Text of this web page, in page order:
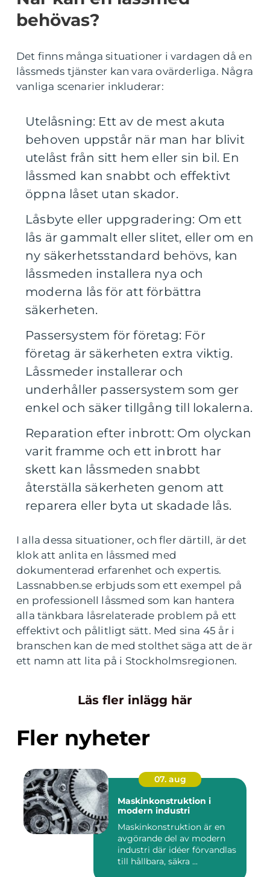
behövas?
Det finns många situationer i vardagen då en
låssmeds tjänster kan vara ovärderliga. Några
vanliga scenarier inkluderar:
Utelåsning: Ett av de mest akuta
behoven uppstår när man har blivit
utelåst från sitt hem eller sin bil. En
låssmed kan snabbt och effektivt
öppna låset utan skador.
Låsbyte eller uppgradering: Om ett
lås är gammalt eller slitet, eller om en
ny säkerhetsstandard behövs, kan
låssmeden installera nya och
moderna lås för att förbättra
säkerheten.
Passersystem för företag: För
företag är säkerheten extra viktig.
Låssmeder installerar och
underhåller passersystem som ger
enkel och säker tillgång till lokalerna.
Reparation efter inbrott: Om olyckan
varit framme och ett inbrott har
skett kan låssmeden snabbt
återställa säkerheten genom att
reparera eller byta ut skadade lås.
I alla dessa situationer, och fler därtill, är det
klok att anlita en låssmed med
dokumenterad erfarenhet och expertis.
Lassnabben.se erbjuds som ett exempel på
en professionell låssmed som kan hantera
alla tänkbara låsrelaterade problem på ett
effektivt och pålitligt sätt. Med sina 45 år i
branschen kan de med stolthet säga att de är
ett namn att lita på i Stockholmsregionen.
Läs fler inlägg här
Fler nyheter
07. aug
Maskinkonstruktion i
modern industri
Maskinkonstruktion är en
avgörande del av modern
industri där idéer förvandlas
till hållbara, säkra ...